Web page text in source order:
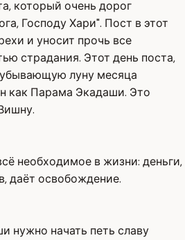
который очень дорог
Господу Хари". Пост в этот
и уносит прочь все
страдания. Этот день поста,
луну месяца
как Парама Экадаши. Это
необходимое в жизни: деньги,
даёт освобождение.
нужно начать петь славу